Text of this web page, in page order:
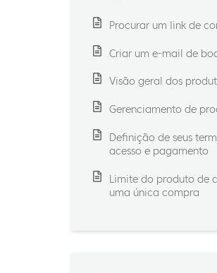
Procurar um link de
Criar um e-mail de
Visão geral dos
Gerenciamento de
Definição de seus
acesso e pagamento
Limite do produto de
uma única compra